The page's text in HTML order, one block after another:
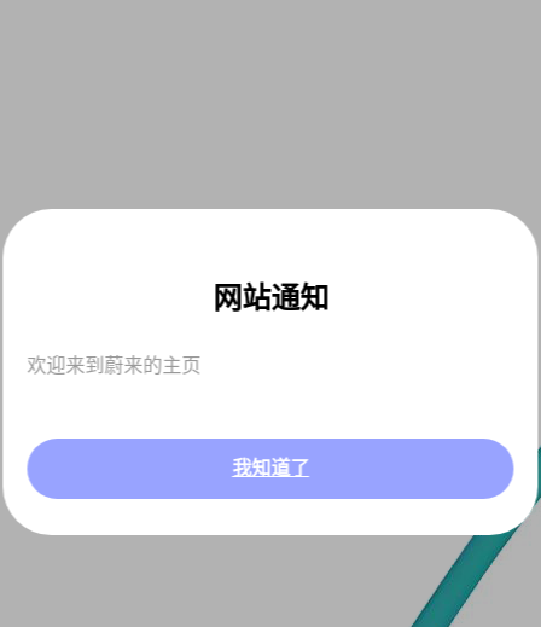
网站通知
欢迎来到蔚来的主页
我知道了